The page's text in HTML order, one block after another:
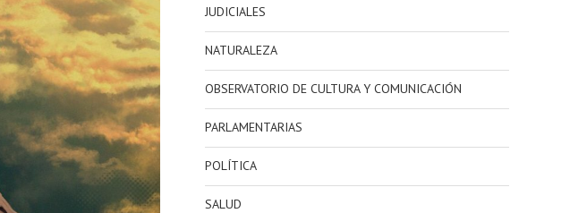
JUDICIALES
NATURALEZA
OBSERVATORIO DE CULTURA Y COMUNICACIÓN
PARLAMENTARIAS
POLÍTICA
SALUD